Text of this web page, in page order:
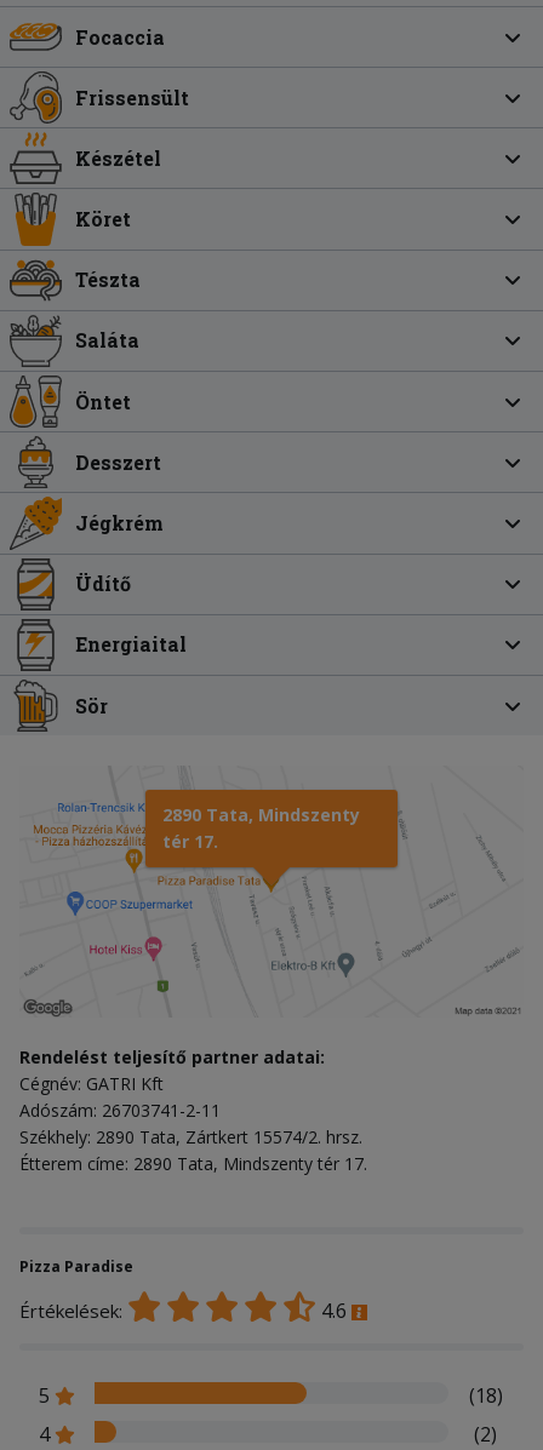
Focaccia
Frissensült
Készétel
Köret
Tészta
Saláta
Öntet
Desszert
Jégkrém
Üdítő
Energiaital
Sör
2890 Tata, Mindszenty
tér 17.
Rendelést teljesítő partner adatai:
Cégnév: GATRI Kft
Adószám: 26703741-2-11
Székhely: 2890 Tata, Zártkert 15574/2. hrsz.
Étterem címe: 2890 Tata, Mindszenty tér 17.
Pizza Paradise
Értékelések: 4.6
5
(18)
4
(2)